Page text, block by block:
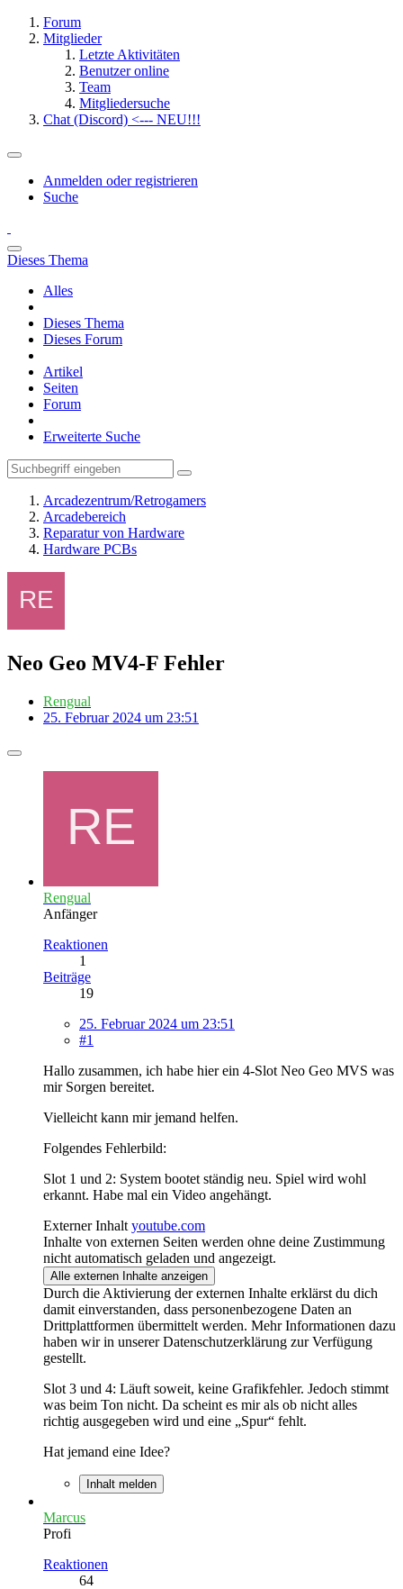
Forum
Mitglieder
Letzte Aktivitäten
Benutzer online
Team
Mitgliedersuche
Chat (Discord) <--- NEU!!!
Anmelden oder registrieren
Suche
Dieses Thema
Alles
Dieses Thema
Dieses Forum
Artikel
Seiten
Forum
Erweiterte Suche
Arcadezentrum/Retrogamers
Arcadebereich
Reparatur von Hardware
Hardware PCBs
Neo Geo MV4-F Fehler
Rengual
25. Februar 2024 um 23:51
Rengual
Anfänger
Reaktionen
1
Beiträge
19
25. Februar 2024 um 23:51
#1
Hallo zusammen, ich habe hier ein 4-Slot Neo Geo MVS was
mir Sorgen bereitet.
Vielleicht kann mir jemand helfen.
Folgendes Fehlerbild:
Slot 1 und 2: System bootet ständig neu. Spiel wird wohl
erkannt. Habe mal ein Video angehängt.
Externer Inhalt youtube.com
Inhalte von externen Seiten werden ohne deine Zustimmung
nicht automatisch geladen und angezeigt.
Alle externen Inhalte anzeigen
Durch die Aktivierung der externen Inhalte erklärst du dich
damit einverstanden, dass personenbezogene Daten an
Drittplattformen übermittelt werden. Mehr Informationen dazu
haben wir in unserer Datenschutzerklärung zur Verfügung
gestellt.
Slot 3 und 4: Läuft soweit, keine Grafikfehler. Jedoch stimmt
was beim Ton nicht. Da scheint es mir als ob nicht alles
richtig ausgegeben wird und eine „Spur“ fehlt.
Hat jemand eine Idee?
Inhalt melden
Marcus
Profi
Reaktionen
64